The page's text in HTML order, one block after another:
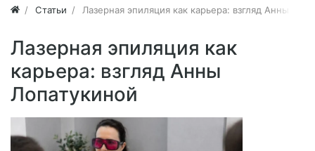
Статьи Лазерная эпиляция как карьера: взгляд Анны
Лазерная эпиляция как
карьера: взгляд Анны
Лопатукиной